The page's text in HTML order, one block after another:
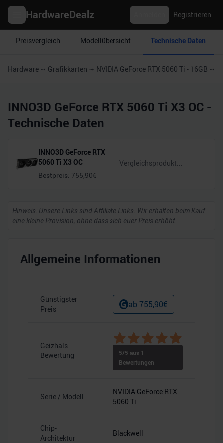
HardwareDealz Registrieren
Preisvergleich Modellübersicht Technische Daten
Hardware Grafikkarten NVIDIA GeForce RTX 5060 Ti - 16GB
INNO3D GeForce RTX 5060 Ti X3 OC -
Technische Daten
INNO3D GeForce RTX
5060 Ti X3 OC
Bestpreis: 755,90€
Hinweis: Unsere Links sind Affiliate Links. Wir erhalten beim Kauf
eine kleine Provision, ohne dass sich euer Preis erhöht.
Allgemeine Informationen
Günstigster
Preis
ab 755,90€
Geizhals
Bewertung
5/5 aus 1
Bewertungen
Serie / Modell
NVIDIA GeForce RTX
5060 Ti
Chip-
Architektur
Blackwell